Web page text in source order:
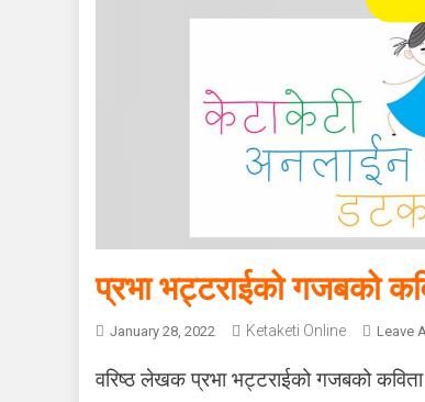
प्रभा भट्टराईको गजबको
January 28, 2022 Ketaketi Online Leave
वरिष्ठ लेखक प्रभा भट्टराईको गजबको